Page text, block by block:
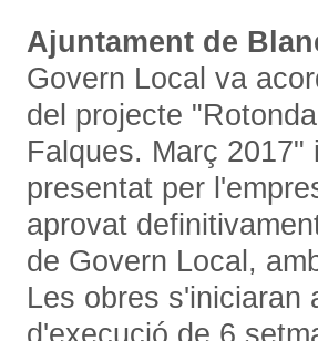
Ajuntament de
Govern Local va
del projecte
Falques. Març
presentat per
aprovat
de Govern Local,
Les obres s'iniciaran
d'execució de 6